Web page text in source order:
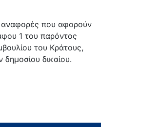
που αφορούν
1 του παρόντος
του Κράτους,
δικαίου.